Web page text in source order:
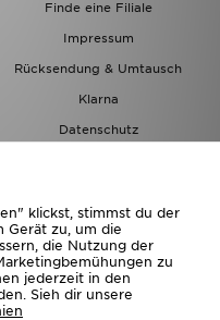
Finde eine Filiale
Impressum
Rücksendung & Umtausch
Klarna
Datenschutz
klickst, stimmst du der
Gerät zu, um die
die Nutzung der
zu
jederzeit in den
Sieh dir unsere